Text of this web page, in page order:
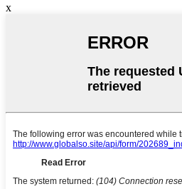
x